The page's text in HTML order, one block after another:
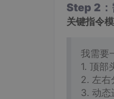
Step 2：
关键指令模
我需要
1. 顶部
2. 左右
3. 动态